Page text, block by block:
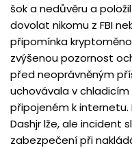
šok a nedůvěru a
dovolat nikomu z FBI
připomínka
zvýšenou pozornost
před neoprávněným
uchovávala v
připojeném k internetu.
Dashjr lže, ale incident
zabezpečení při